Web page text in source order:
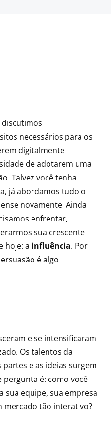
window
necessários para os
digitalmente
de adotarem uma
Talvez você tenha
já abordamos tudo o
novamente! Ainda
enfrentar,
sua crescente
hoje: a influência. Por
é algo
e se intensificaram
Os talentos da
e as ideias surgem
pergunta é: como você
sua equipe, sua empresa
mercado tão interativo?